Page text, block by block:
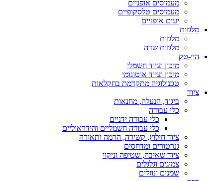
מעמיסים אופניים
מעמיסים טלסקופיים
יעים אופניים
מלגזות
מלגזות
מלגזות שדה
היי-טק
מיכון וציוד חשמלי
מיכון וציוד אוטונומי
טכנולוגיה מתקדמת בחקלאות
ציוד
ביגוד, הנעלה, מחנאות
כלי עבודה
כלי עבודה ידניים
כלי עבודה חשמליים והידראוליים
ציוד חילוץ, קשירה, הרמה ותאורה
גנרטורים ומדחסים
ציוד שאיבה, שטיפה וניקוי
צמיגים וגלגלים
שמנים ונוזלים